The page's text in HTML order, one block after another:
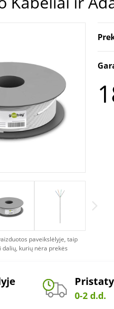
paveikslėlyje, taip
kurių nėra prekės
0-2 d.d.